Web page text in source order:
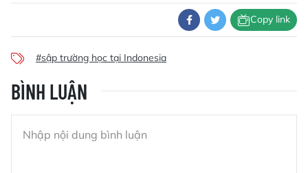
Copy link
#sập trường học tại Indonesia
BÌNH LUẬN